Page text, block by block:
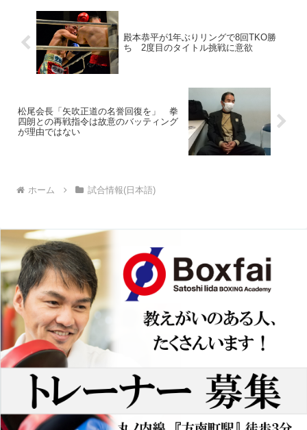
殿本恭平が1年ぶりリングで8回TKO勝
ち 2度目のタイトル挑戦に意欲
松尾会長「矢吹正道の名誉回復を」 拳
四朗との再戦指令は故意のバッティング
が理由ではない
ホーム 試合情報(日本語)